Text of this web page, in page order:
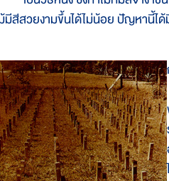
มีสีสวยงามขึ้นได้ไม่น้อย ปัญหานี้ไ